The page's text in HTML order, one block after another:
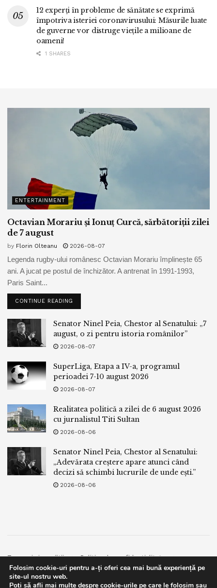
12 experți în probleme de sănătate se exprimă
împotriva isteriei coronavirusului: Măsurile luate
de guverne vor distruge viețile a milioane de
oameni!
1 SHARES
ENTERTAINMENT
Octavian Morariu și Ionuț Curcă, sărbătoriții zilei
de 7 august
by Florin Olteanu 2026-08-07
Legenda rugby-ului românesc Octavian Morariu împlinește 65
ani. A jucat pe postul de închizător. A antrenat în 1991-1993,
Paris Saint...
CONTINUE READING
Senator Ninel Peia, Chestor al Senatului: „7
august, o zi pentru istoria românilor”
2026-08-07
SuperLiga, Etapa a IV-a, programul
perioadei 7-10 august 2026
2026-08-07
Realitatea politică a zilei de 6 august 2026
cu jurnalistul Titi Sultan
2026-08-06
Senator Ninel Peia, Chestor al Senatului:
„Adevărata creștere apare atunci când
decizi să schimbi lucrurile de unde ești.”
2026-08-06
Termeni si conditii
Politica de confidentialitate
Facebook
Contact
© 2019bpnews- Business & Politics Newsbpnews.
Folosim cookie-uri pentru a-ți oferi cea mai bună experiență pe
site-ul nostru web.
Poți să afli mai multe despre cookie-urile pe care le folosim sau